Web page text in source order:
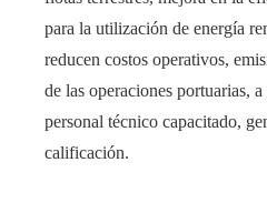
para la utilización de energía
reducen costos operativos,
de las operaciones portuarias,
personal técnico capacitado,
calificación.